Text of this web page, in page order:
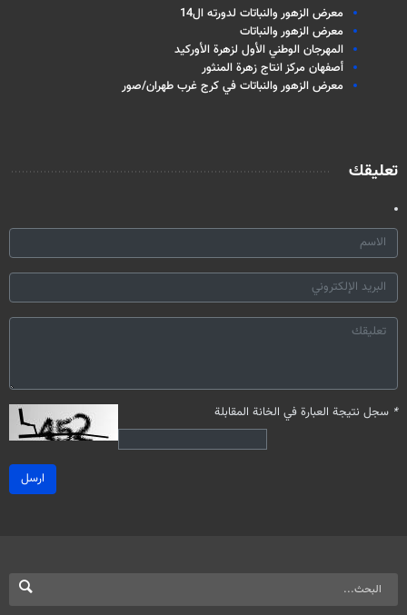
معرض الزهور والنباتات لدورته ال14
معرض الزهور والنباتات
المهرجان الوطني الأول لزهرة الأوركيد
أصفهان مركز انتاج زهرة المنثور
معرض الزهور والنباتات في كرج غرب طهران/صور
تعليقك
* سجل نتيجة العبارة في الخانة المقابلة
ارسل